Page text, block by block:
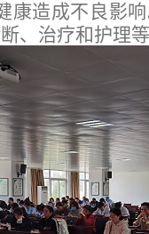
康造成不良影
、治疗和护理